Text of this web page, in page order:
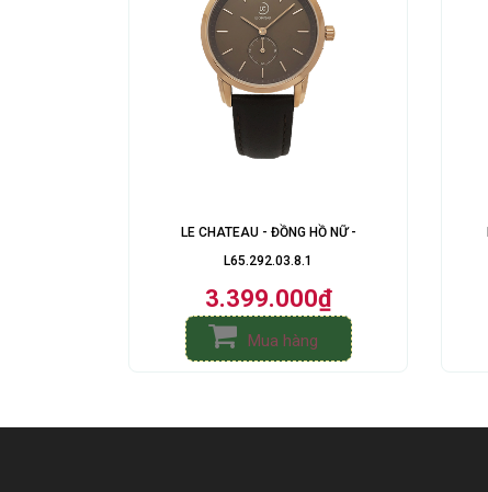
LE CHATEAU - ĐỒNG HỒ NỮ -
L65.292.03.8.1
3.399.000₫
Mua hàng